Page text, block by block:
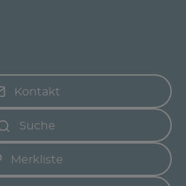
Kontakt
Suche
Merkliste